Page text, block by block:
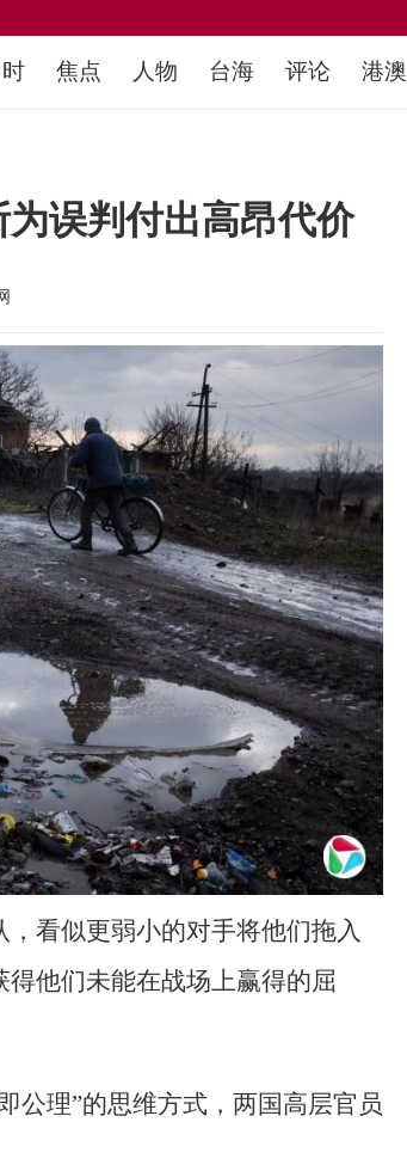
焦点 人物 台海 评论 港澳
误判付出高昂代价
看似更弱小的对手将他们拖入
他们未能在战场上赢得的屈
公理”的思维方式，两国高层官员